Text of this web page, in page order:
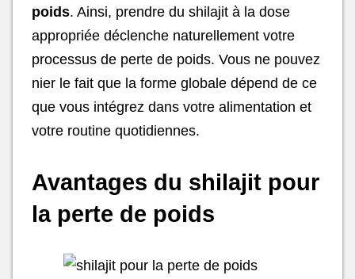
poids. Ainsi, prendre du shilajit à la dose
appropriée déclenche naturellement votre
processus de perte de poids. Vous ne pouvez
nier le fait que la forme globale dépend de ce
que vous intégrez dans votre alimentation et
votre routine quotidiennes.
Avantages du shilajit pour
la perte de poids